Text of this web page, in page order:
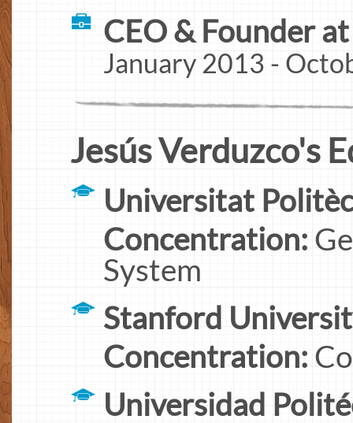
CEO & Founder
January 2013 -
Jesús Verduzco's
Universitat
Concentration:
System
Stanford
Concentration:
Universidad